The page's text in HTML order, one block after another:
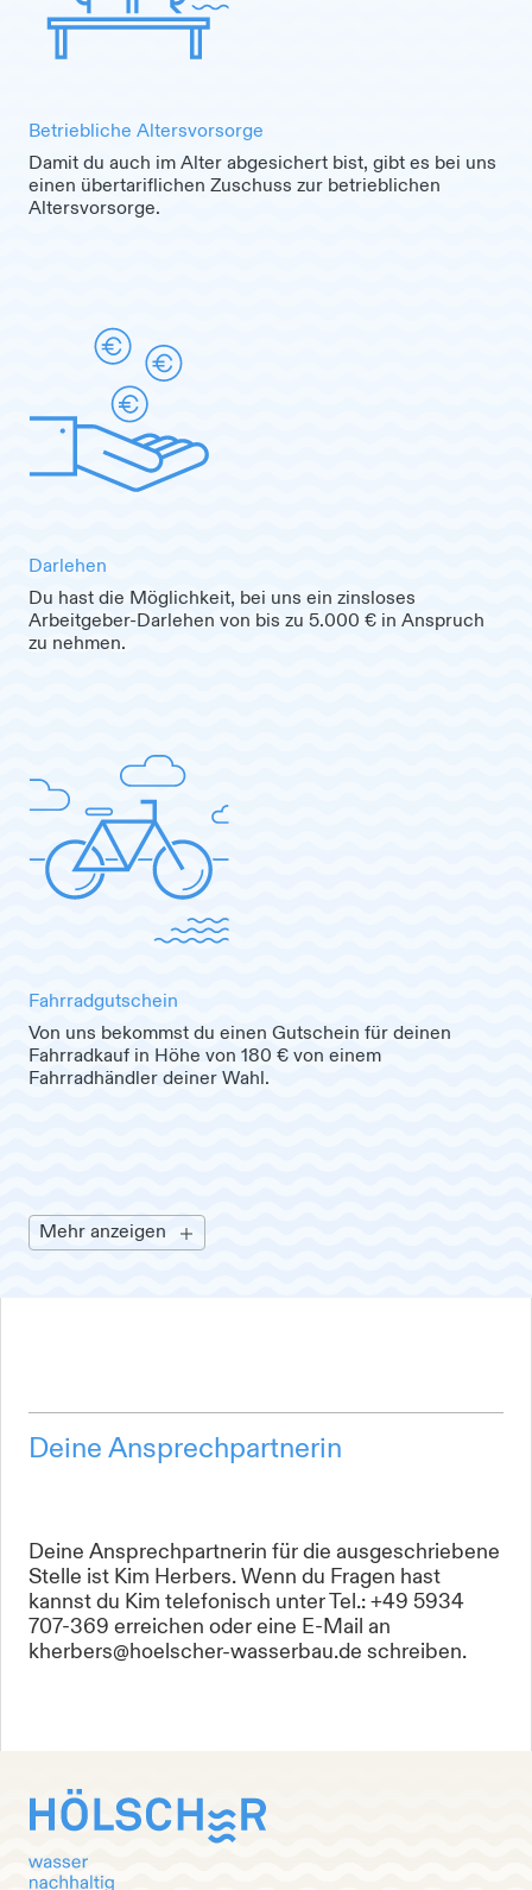
Betriebliche Altersvorsorge
Damit du auch im Alter abgesichert bist, gibt es bei uns
einen übertariflichen Zuschuss zur betrieblichen
Altersvorsorge.
Darlehen
Du hast die Möglichkeit, bei uns ein zinsloses
Arbeitgeber-Darlehen von bis zu 5.000 € in Anspruch
zu nehmen.
Fahrradgutschein
Von uns bekommst du einen Gutschein für deinen
Fahrradkauf in Höhe von 180 € von einem
Fahrradhändler deiner Wahl.
Mehr anzeigen
Deine Ansprechpartnerin
Deine Ansprechpartnerin für die ausgeschriebene
Stelle ist Kim Herbers. Wenn du Fragen hast
kannst du Kim telefonisch unter Tel.: +49 5934
707-369 erreichen oder eine E-Mail an
kherbers@hoelscher-wasserbau.de schreiben.